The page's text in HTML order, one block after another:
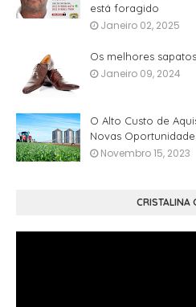
está foragido
Janeiro 02, 2025
Os melhores
Janeiro 09, 2024
O Alto Custo de
Novas
Novembro 15, 2023
CRISTALINA